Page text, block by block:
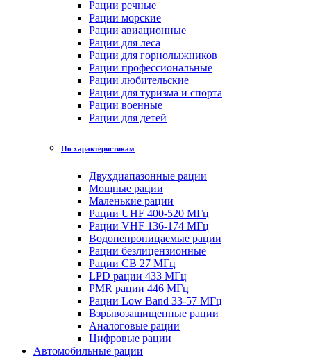
Рации речные
Рации морские
Рации авиационные
Рации для леса
Рации для горнолыжников
Рации профессиональные
Рации любительские
Рации для туризма и спорта
Рации военные
Рации для детей
По характеристикам
Двухдиапазонные рации
Мощные рации
Маленькие рации
Рации UHF 400-520 МГц
Рации VHF 136-174 МГц
Водонепроницаемые рации
Рации безлицензионные
Рации CB 27 МГц
LPD рации 433 МГц
PMR рации 446 МГц
Рации Low Band 33-57 МГц
Взрывозащищенные рации
Аналоговые рации
Цифровые рации
Автомобильные рации